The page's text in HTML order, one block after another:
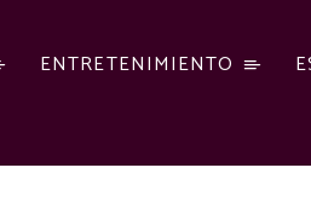
ENTRETENIMIENTO